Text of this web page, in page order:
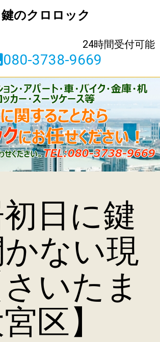
鍵のクロロック
24時間受付可能
080-3738-9669
日に鍵
ない現
いたま
区】